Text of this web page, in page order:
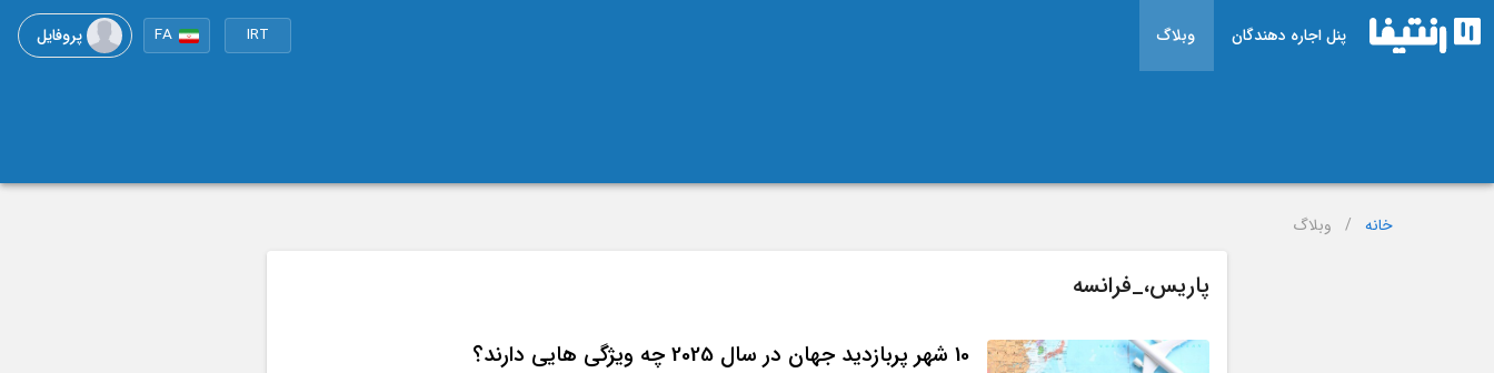
پنل اجاره دهندگان وبلاگ IRT
FA پروفایل
خانه / وبلاگ
پاریس،_فرانسه
10 شهر پربازدید جهان در سال 2025 چه ویژگی هایی دارند؟